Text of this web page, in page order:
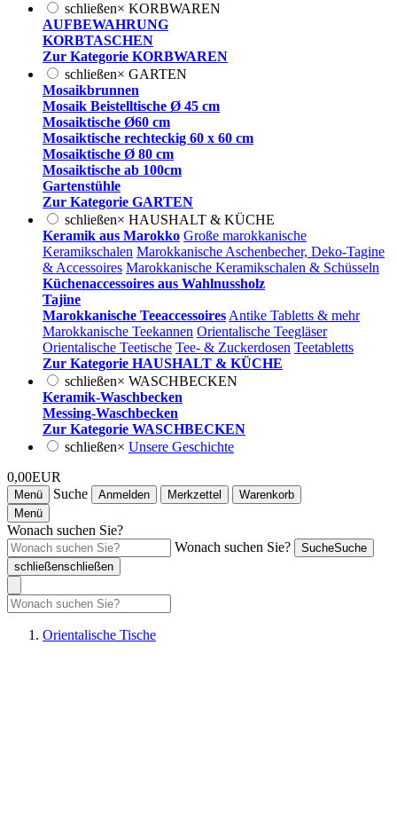
schließen× KORBWAREN
AUFBEWAHRUNG
KORBTASCHEN
Zur Kategorie KORBWAREN
schließen× GARTEN
Mosaikbrunnen
Mosaik Beistelltische Ø 45 cm
Mosaiktische Ø60 cm
Mosaiktische rechteckig 60 x 60 cm
Mosaiktische Ø 80 cm
Mosaiktische ab 100cm
Gartenstühle
Zur Kategorie GARTEN
schließen× HAUSHALT & KÜCHE
Keramik aus Marokko Große marokkanische
Keramikschalen Marokkanische Aschenbecher, Deko-Tagine
& Accessoires Marokkanische Keramikschalen & Schüsseln
Küchenaccessoires aus Wahlnussholz
Tajine
Marokkanische Teeaccessoires Antike Tabletts & mehr
Marokkanische Teekannen Orientalische Teegläser
Orientalische Teetische Tee- & Zuckerdosen Teetabletts
Zur Kategorie HAUSHALT & KÜCHE
schließen× WASCHBECKEN
Keramik-Waschbecken
Messing-Waschbecken
Zur Kategorie WASCHBECKEN
schließen× Unsere Geschichte
0,00EUR
Menü Suche Anmelden Merkzettel
Warenkorb
Menü
Wonach suchen Sie?
Wonach suchen Sie?
SucheSuche
schließenschließen
Orientalische Tische